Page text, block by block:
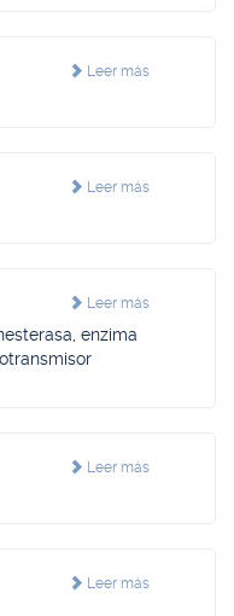
Leer más
Leer más
Leer más
enzima
Leer más
Leer más